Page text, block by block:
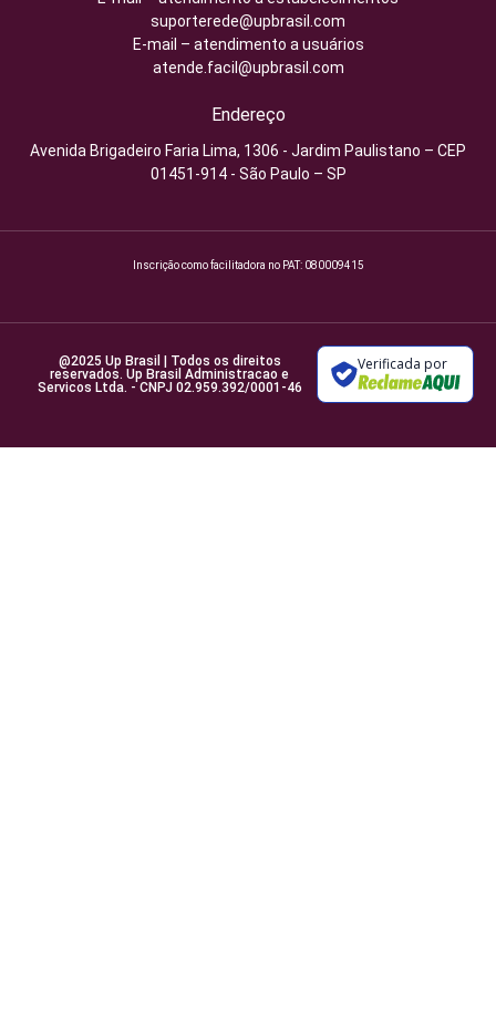
suporterede@upbrasil.com
E-mail – atendimento a usuários
atende.facil@upbrasil.com
Endereço
Avenida Brigadeiro Faria Lima, 1306 - Jardim Paulistano – CEP
01451-914 - São Paulo – SP
Inscrição como facilitadora no PAT: 080009415
@2025 Up Brasil | Todos os direitos
reservados. Up Brasil Administracao e
Servicos Ltda. - CNPJ 02.959.392/0001-46
Verificada por